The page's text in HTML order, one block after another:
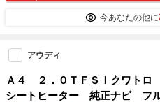
今あなたの他に
アウディ
Ａ４ ２．０ＴＦＳＩクワト
シートヒーター 純正ナビ フ